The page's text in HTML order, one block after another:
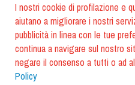
I nostri cookie di profilazione e
aiutano a migliorare i nostri
pubblicità in linea con le tue
continua a navigare sul nostro
negare il consenso a tutti o ad
Policy